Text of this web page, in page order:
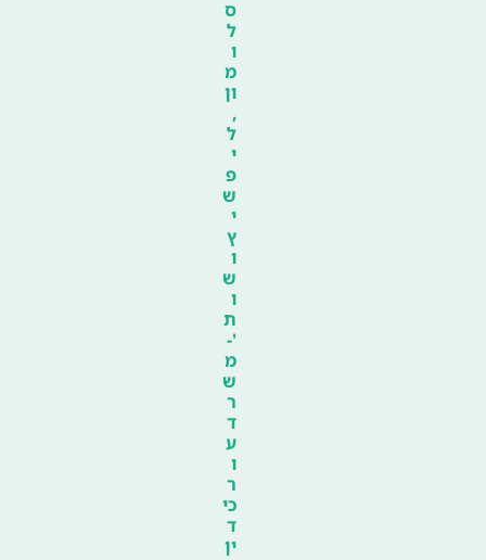
ס
ל
ו
מ
ון
,
ל
י
פ
ש
י
ץ
ו
ש
ו
ת
'-
מ
ש
ר
ד
ע
ו
ר
כי
ד
ין